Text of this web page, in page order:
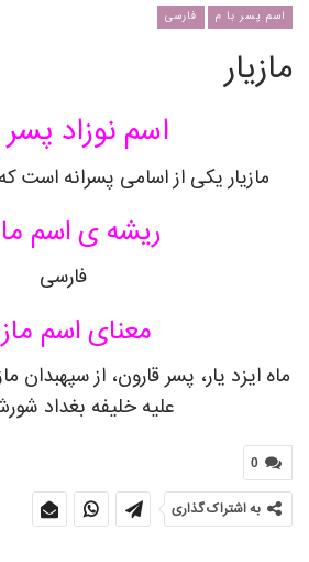
اسم پسر با م فارسی
مازیار
اسم نوزاد پسر
مازیار یکی از اسامی پسرانه است
ریشه ی اسم
فارسی
معنای اسم
ماه ایزد یار، پسر قارون، از سپهبدان
علیه خلیفه بغداد
0
به اشتراک گذاری